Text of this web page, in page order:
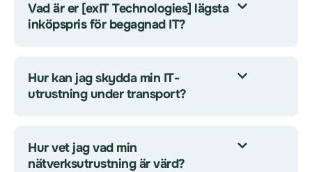
Vad är er [exIT Technologies] lägsta
inköpspris för begagnad IT?
Hur kan jag skydda min IT-
utrustning under transport?
Hur vet jag vad min
nätverksutrustning är värd?